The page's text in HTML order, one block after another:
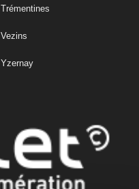
Trémentines
Vezins
Yzernay